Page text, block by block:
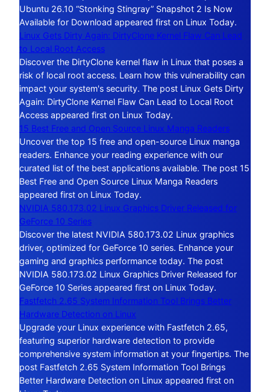
Ubuntu 26.10 “Stonking Stingray” Snapshot 2 Is Now
Available for Download appeared first on Linux Today.
Linux Gets Dirty Again: DirtyClone Kernel Flaw Can Lead
to Local Root Access
Discover the DirtyClone kernel flaw in Linux that poses a
risk of local root access. Learn how this vulnerability can
impact your system's security. The post Linux Gets Dirty
Again: DirtyClone Kernel Flaw Can Lead to Local Root
Access appeared first on Linux Today.
15 Best Free and Open Source Linux Manga Readers
Uncover the top 15 free and open-source Linux manga
readers. Enhance your reading experience with our
curated list of the best applications available. The post 15
Best Free and Open Source Linux Manga Readers
appeared first on Linux Today.
NVIDIA 580.173.02 Linux Graphics Driver Released for
GeForce 10 Series
Discover the latest NVIDIA 580.173.02 Linux graphics
driver, optimized for GeForce 10 series. Enhance your
gaming and graphics performance today. The post
NVIDIA 580.173.02 Linux Graphics Driver Released for
GeForce 10 Series appeared first on Linux Today.
Fastfetch 2.65 System Information Tool Brings Better
Hardware Detection on Linux
Upgrade your Linux experience with Fastfetch 2.65,
featuring superior hardware detection to provide
comprehensive system information at your fingertips. The
post Fastfetch 2.65 System Information Tool Brings
Better Hardware Detection on Linux appeared first on